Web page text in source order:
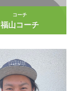
コーチ
福山コーチ